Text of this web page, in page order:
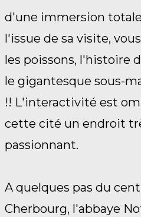
d'une immersion totale
l'issue de sa visite,
les poissons, l'histoire
le gigantesque sous-
!! L'interactivité est
cette cité un endroit
passionnant.
A quelques pas du
Cherbourg, l'abbaye